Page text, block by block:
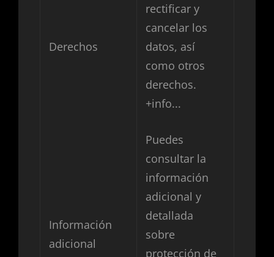
Derechos
rectificar y
cancelar los
datos, así
como otros
derechos.
+info...
Información
adicional
Puedes
consultar la
información
adicional y
detallada
sobre
protección de